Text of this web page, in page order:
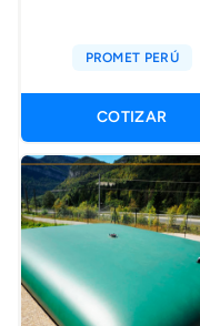
PROMET PERÚ
COTIZAR